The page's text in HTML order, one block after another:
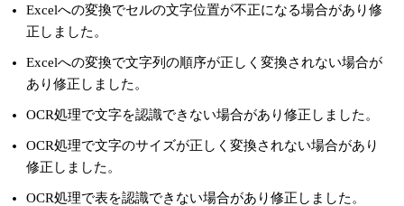
Excelへの変換でセルの文字位置が不正になる場合があり修
正しました。
Excelへの変換で文字列の順序が正しく変換されない場合が
あり修正しました。
OCR処理で文字を認識できない場合があり修正しました。
OCR処理で文字のサイズが正しく変換されない場合があり
修正しました。
OCR処理で表を認識できない場合があり修正しました。